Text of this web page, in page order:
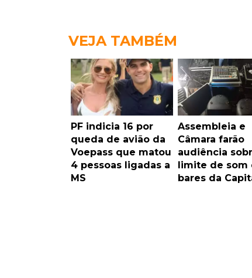
VEJA TAMBÉM
PF indicia 16 por
queda de avião da
Voepass que matou
4 pessoas ligadas a
MS
Assembleia e
Câmara farão
audiência
limite de som
bares da